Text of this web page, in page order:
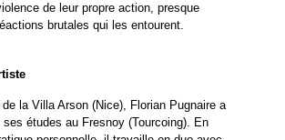
de leur propre action, presque
brutales qui les entourent.
de la Villa Arson (Nice), Florian Pugnaire a
études au Fresnoy (Tourcoing). En